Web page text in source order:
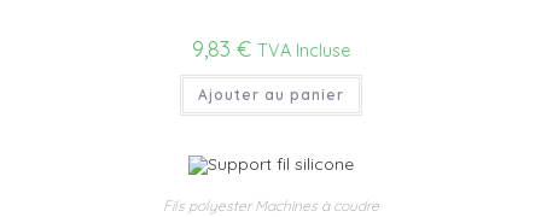
9,83 € TVA Incluse
Ajouter au panier
Fils polyester Machines à coudre